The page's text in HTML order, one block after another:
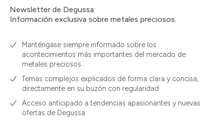
Newsletter de Degussa:
Información exclusiva sobre metales preciosos.
Manténgase siempre informado sobre los
acontecimientos más importantes del mercado de
metales preciosos
Temas complejos explicados de forma clara y concisa,
directamente en su buzón con regularidad
Acceso anticipado a tendencias apasionantes y nuevas
ofertas de Degussa